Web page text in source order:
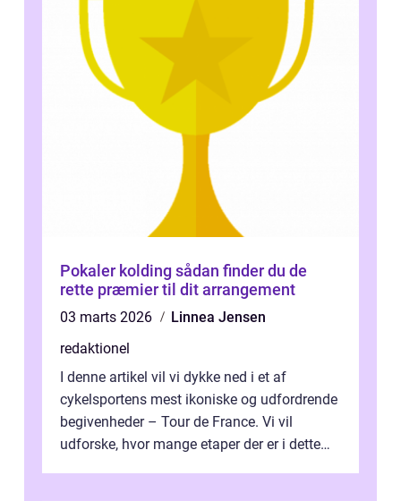
Pokaler kolding sådan finder du de
rette præmier til dit arrangement
03 marts 2026
Linnea Jensen
redaktionel
I denne artikel vil vi dykke ned i et af
cykelsportens mest ikoniske og udfordrende
begivenheder – Tour de France. Vi vil
udforske, hvor mange etaper der er i dette